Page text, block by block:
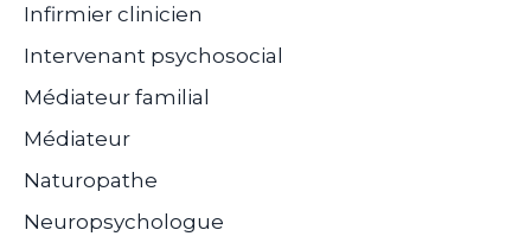
Infirmier clinicien
Intervenant psychosocial
Médiateur familial
Médiateur
Naturopathe
Neuropsychologue